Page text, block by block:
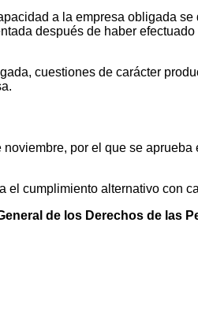
a la empresa obligada
después de haber
cuestiones de carácter
por el que se
el cumplimiento alternativo con
de los Derechos de las